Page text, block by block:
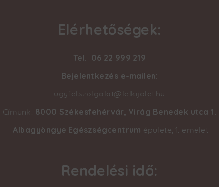
Elérhetőségek:
Tel.: 06 22 999 219
Bejelentkezés e-mailen:
ugyfelszolgalat@lelkijolet.hu
Címünk: 8000 Székesfehérvár, Virág Benedek utca 1.
Albagyöngye Egészségcentrum épülete, 1. emelet
Rendelési idő: